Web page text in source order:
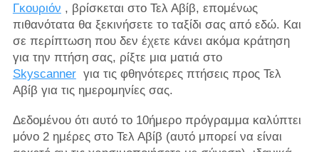
Γκουριόν , βρίσκεται στο Τελ Αβίβ, επομένως
πιθανότατα θα ξεκινήσετε το ταξίδι σας από εδώ. Και
σε περίπτωση που δεν έχετε κάνει ακόμα κράτηση
για την πτήση σας, ρίξτε μια ματιά στο
Skyscannerγια τις φθηνότερες πτήσεις προς Τελ
Αβίβ για τις ημερομηνίες σας.
Δεδομένου ότι αυτό το 10ήμερο πρόγραμμα καλύπτει
μόνο 2 ημέρες στο Τελ Αβίβ (αυτό μπορεί να είναι